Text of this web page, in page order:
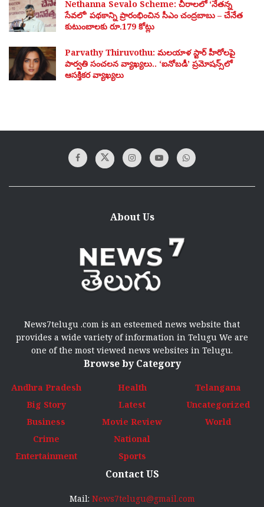
Nethanna Sevalo Scheme: చీరాలలో ‘నేతన్న
సేవలో’ పథకాన్ని ప్రారంభించిన సీఎం చంద్రబాబు – చేనేత
కుటుంబాలకు రూ.179 కోట్లు
Parvathy Thiruvothu: మలయాళ స్టార్ హీరోలపై
పార్వతి సంచలన వ్యాఖ్యలు.. ‘ఐనోబడీ’ ప్రమోషన్స్‌లో
ఆసక్తికర వ్యాఖ్యలు
About Us
News7telugu .com is an esteemed news website that
provides a wide variety of information in Telugu We are
one of the most viewed news websites in Telugu.
Browse by Category
Andhra Pradesh
Big Story
Business
Crime
Entertainment
Health
Latest
Movie Review
National
Sports
Telangana
Uncategorized
World
Contact US
Mail: News7telugu@gmail.com